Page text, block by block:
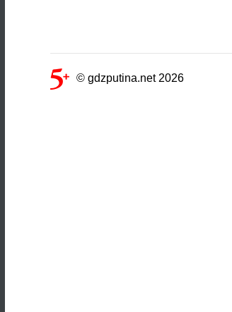
© gdzputina.net 2026